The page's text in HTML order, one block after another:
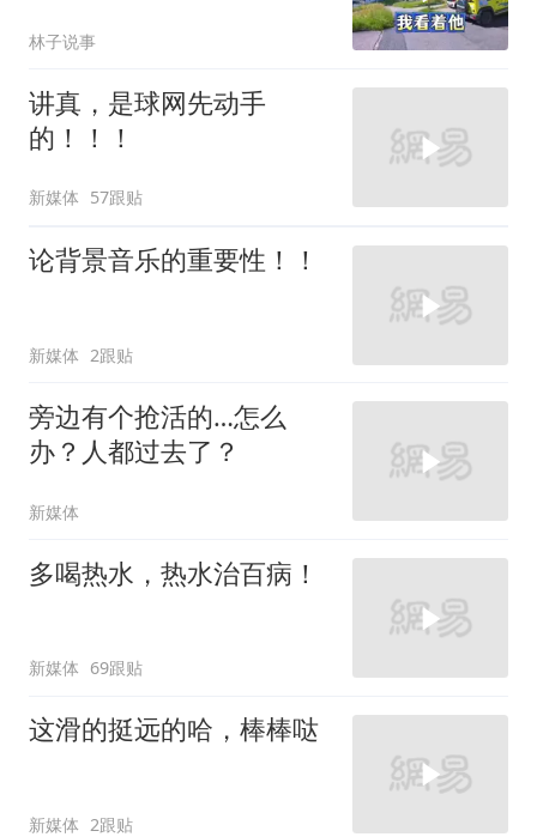
林子说事
讲真，是球网先动手
的！！！
新媒体 57跟贴
论背景音乐的重要性！！
新媒体 2跟贴
旁边有个抢活的…怎么
办？人都过去了？
新媒体
多喝热水，热水治百病！
新媒体 69跟贴
这滑的挺远的哈，棒棒哒
新媒体 2跟贴